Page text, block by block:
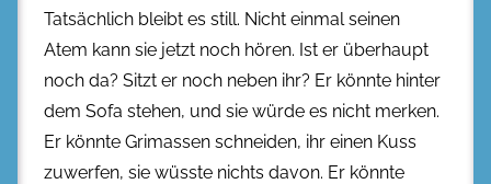
Tatsächlich bleibt es still. Nicht einmal seinen
Atem kann sie jetzt noch hören. Ist er überhaupt
noch da? Sitzt er noch neben ihr? Er könnte hinter
dem Sofa stehen, und sie würde es nicht merken.
Er könnte Grimassen schneiden, ihr einen Kuss
zuwerfen, sie wüsste nichts davon. Er könnte